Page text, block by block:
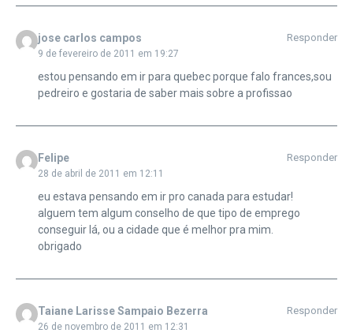
jose carlos campos
9 de fevereiro de 2011 em 19:27
Responder
estou pensando em ir para quebec porque falo frances,sou
pedreiro e gostaria de saber mais sobre a profissao
Felipe
28 de abril de 2011 em 12:11
Responder
eu estava pensando em ir pro canada para estudar!
alguem tem algum conselho de que tipo de emprego
conseguir lá, ou a cidade que é melhor pra mim.
obrigado
Taiane Larisse Sampaio Bezerra
26 de novembro de 2011 em 12:31
Responder